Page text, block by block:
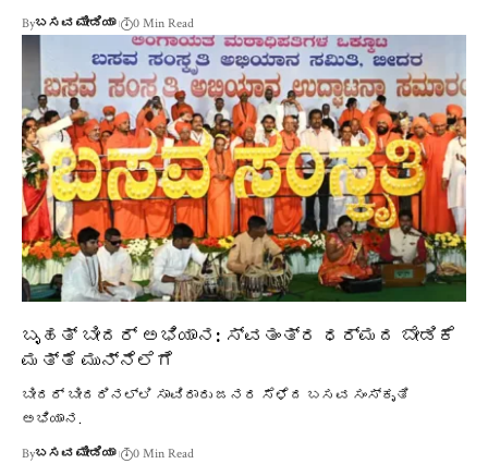
Byಬಸವ ಮೀಡಿಯಾ 0 Min Read
ಬೃಹತ್ ಬೀದರ್ ಅಭಿಯಾನ: ಸ್ವತಂತ್ರ ಧರ್ಮದ ಬೇಡಿಕೆ
ಮತ್ತೆ ಮುನ್ನೆಲೆಗೆ
ಬೀದರ್ ಬೀದರಿನಲ್ಲಿ ಸಾವಿರಾರು ಜನರ ಸೆಳೆದ ಬಸವ ಸಂಸ್ಕೃತಿ
ಅಭಿಯಾನ.
Byಬಸವ ಮೀಡಿಯಾ 0 Min Read